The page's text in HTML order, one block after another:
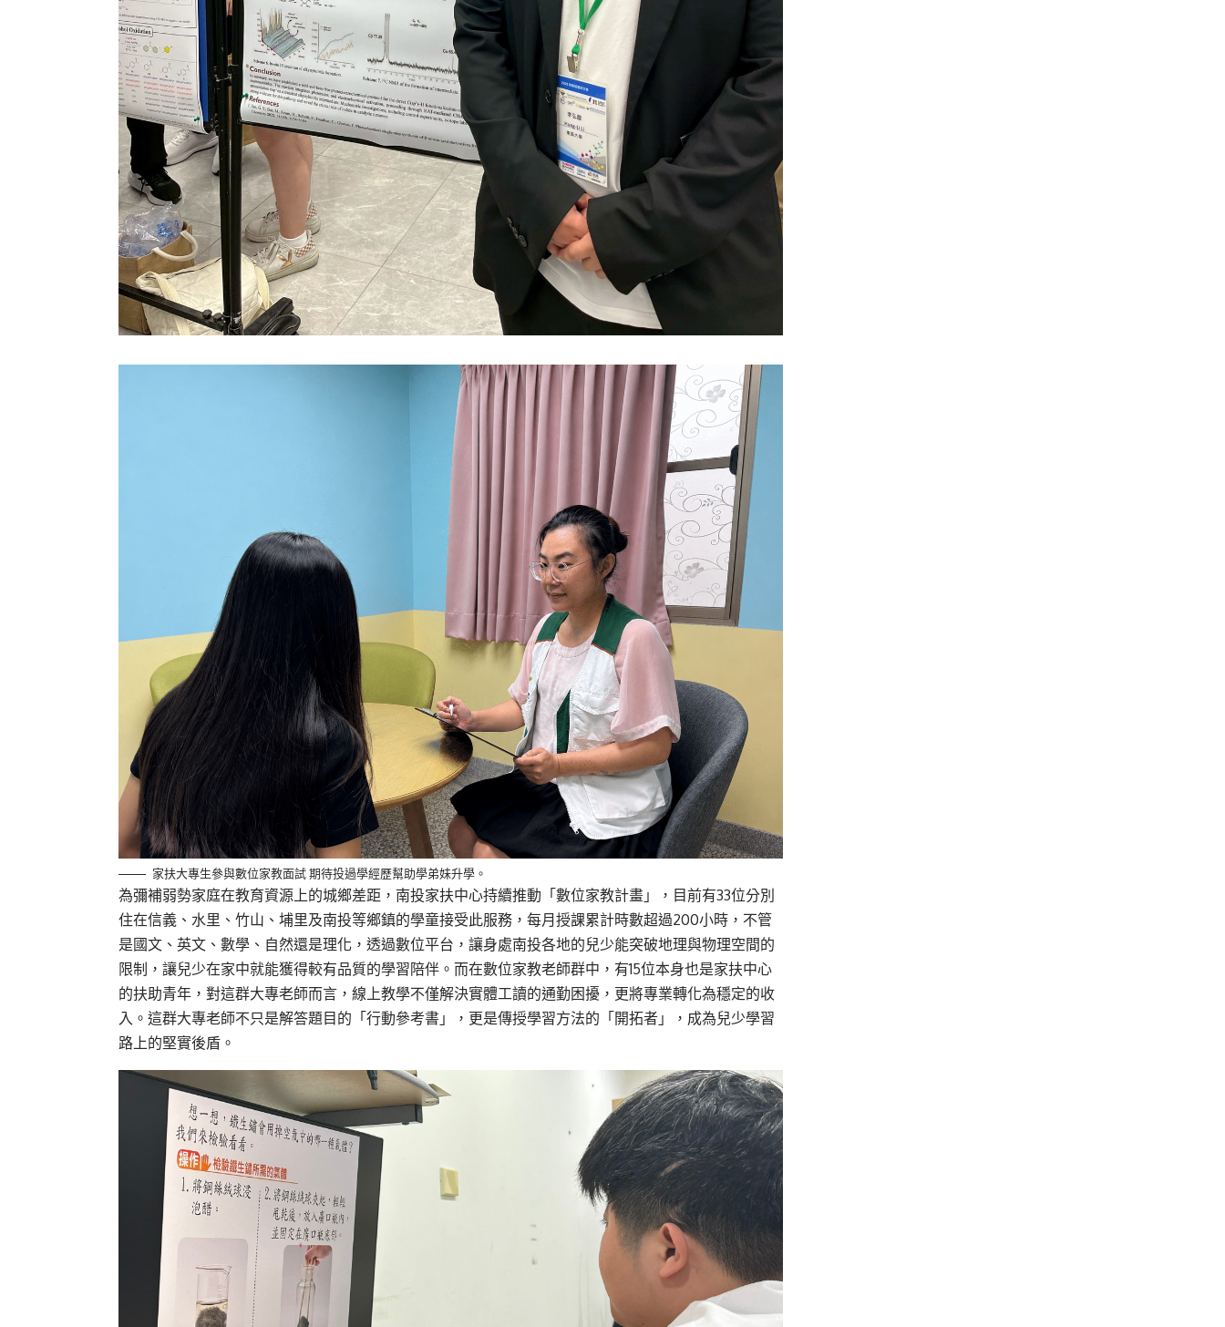
家扶大專生參與數位家教面試 期待投過學經歷幫助學弟妹升學。
為彌補弱勢家庭在教育資源上的城鄉差距，南投家扶中心持續推動「數位家教計畫」，目前有33位分別
住在信義、水里、竹山、埔里及南投等鄉鎮的學童接受此服務，每月授課累計時數超過200小時，不管
是國文、英文、數學、自然還是理化，透過數位平台，讓身處南投各地的兒少能突破地理與物理空間的
限制，讓兒少在家中就能獲得較有品質的學習陪伴。而在數位家教老師群中，有15位本身也是家扶中心
的扶助青年，對這群大專老師而言，線上教學不僅解決實體工讀的通勤困擾，更將專業轉化為穩定的收
入。這群大專老師不只是解答題目的「行動參考書」，更是傳授學習方法的「開拓者」，成為兒少學習
路上的堅實後盾。